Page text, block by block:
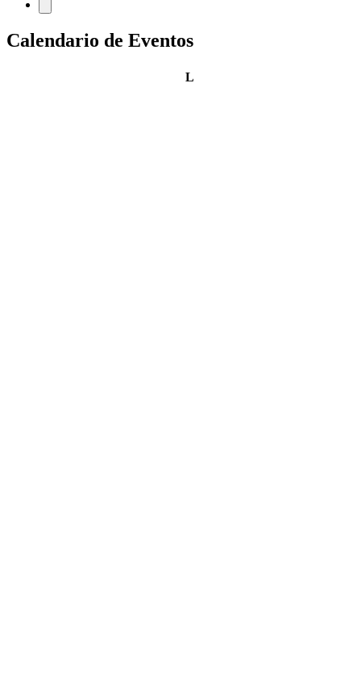
Calendario de Eventos
Llunes